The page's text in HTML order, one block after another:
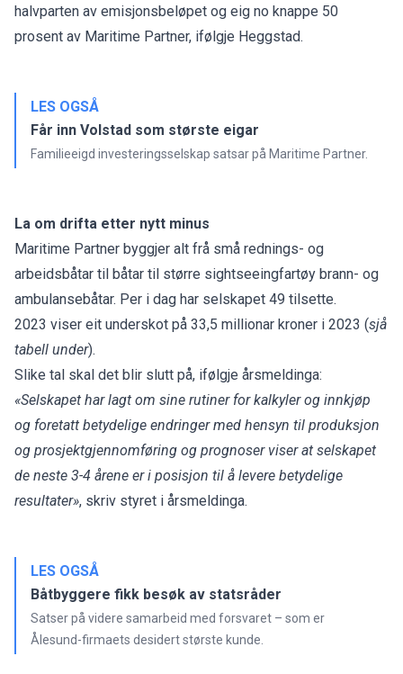
halvparten av emisjonsbeløpet og eig no knappe 50
prosent av Maritime Partner, ifølgje Heggstad.
LES OGSÅ
Får inn Volstad som største eigar
Familieeigd investeringsselskap satsar på Maritime Partner.
La om drifta etter nytt minus
Maritime Partner byggjer alt frå små rednings- og
arbeidsbåtar til båtar til større sightseeingfartøy brann- og
ambulansebåtar. Per i dag har selskapet 49 tilsette.
2023 viser eit underskot på 33,5 millionar kroner i 2023 (sjå
tabell under).
Slike tal skal det blir slutt på, ifølgje årsmeldinga:
«Selskapet har lagt om sine rutiner for kalkyler og innkjøp
og foretatt betydelige endringer med hensyn til produksjon
og prosjektgjennomføring og prognoser viser at selskapet
de neste 3-4 årene er i posisjon til å levere betydelige
resultater», skriv styret i årsmeldinga.
LES OGSÅ
Båtbyggere fikk besøk av statsråder
Satser på videre samarbeid med forsvaret – som er
Ålesund-firmaets desidert største kunde.